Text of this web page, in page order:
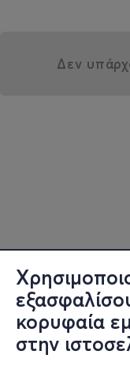
κορυφαία
στην
Δεν